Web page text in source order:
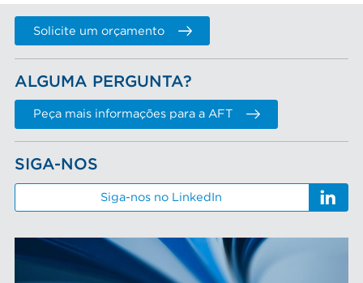
Solicite um orçamento
ALGUMA PERGUNTA?
Peça mais informações para a AFT
SIGA-NOS
Siga-nos no LinkedIn